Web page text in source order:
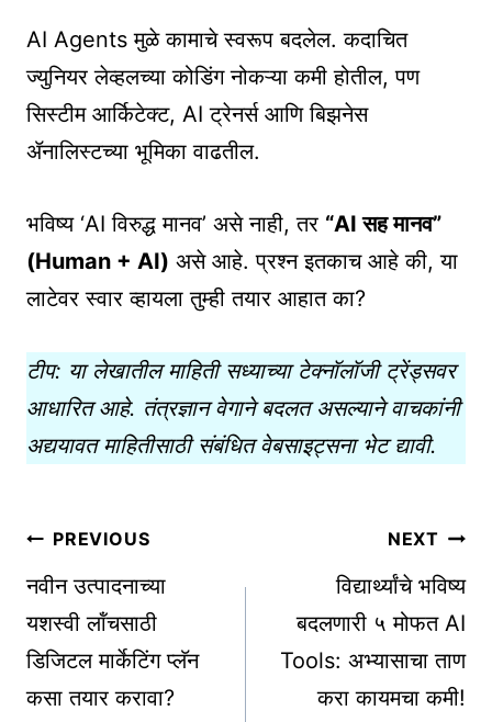
AI Agents मुळे कामाचे स्वरूप बदलेल. कदाचित
ज्युनियर लेव्हलच्या कोडिंग नोकऱ्या कमी होतील, पण
सिस्टीम आर्किटेक्ट, AI ट्रेनर्स आणि बिझनेस
ॲनालिस्टच्या भूमिका वाढतील.
भविष्य ‘AI विरुद्ध मानव’ असे नाही, तर “AI सह मानव”
(Human + AI) असे आहे. प्रश्न इतकाच आहे की, या
लाटेवर स्वार व्हायला तुम्ही तयार आहात का?
टीप: या लेखातील माहिती सध्याच्या टेक्नॉलॉजी ट्रेंड्सवर
आधारित आहे. तंत्रज्ञान वेगाने बदलत असल्याने वाचकांनी
अद्ययावत माहितीसाठी संबंधित वेबसाइट्सना भेट द्यावी.
Post
navigation
PREVIOUS
नवीन उत्पादनाच्या
यशस्वी लॉंचसाठी
डिजिटल मार्केटिंग प्लॅन
कसा तयार करावा?
NEXT
विद्यार्थ्यांचे भविष्य
बदलणारी ५ मोफत AI
Tools: अभ्यासाचा ताण
करा कायमचा कमी!